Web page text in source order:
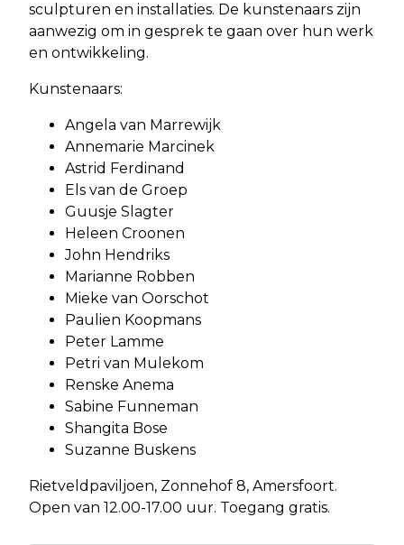
sculpturen en installaties. De kunstenaars zijn
aanwezig om in gesprek te gaan over hun werk
en ontwikkeling.
Kunstenaars:
Angela van Marrewijk
Annemarie Marcinek
Astrid Ferdinand
Els van de Groep
Guusje Slagter
Heleen Croonen
John Hendriks
Marianne Robben
Mieke van Oorschot
Paulien Koopmans
Peter Lamme
Petri van Mulekom
Renske Anema
Sabine Funneman
Shangita Bose
Suzanne Buskens
Rietveldpaviljoen, Zonnehof 8, Amersfoort.
Open van 12.00-17.00 uur. Toegang gratis.